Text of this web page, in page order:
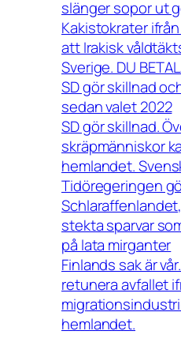
slänger sopor ut
Kakistokrater
att Irakisk
Sverige. DU
SD gör skillnad
sedan valet 2022
SD gör skillnad.
skräpmänniskor
hemlandet.
Tidöregeringen
stekta sparvar
på lata mirganter
Finlands sak är
retunera avfallet
hemlandet.